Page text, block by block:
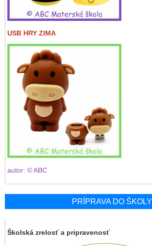
USB HRY ZIMA
autor: © ABC
PRÍPRAVA DO ŠKOLY
Školská zrelosť a pripravenosť